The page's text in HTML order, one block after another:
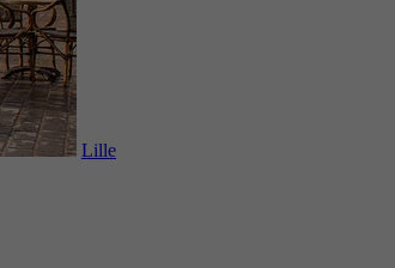
Lille